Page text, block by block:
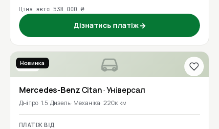
Ціна авто 538 000 ₴
Дізнатись платіж→
2017
Новинка
Mercedes-Benz Citan· Універсал
Дніпро 1.5 Дизель Механіка 220к км
ПЛАТІЖ ВІД